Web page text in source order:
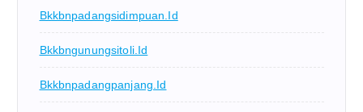
Bkkbnpadangsidimpuan.id
Bkkbngunungsitoli.id
Bkkbnpadangpanjang.id